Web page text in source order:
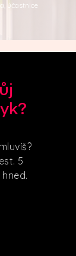
účastnice
5